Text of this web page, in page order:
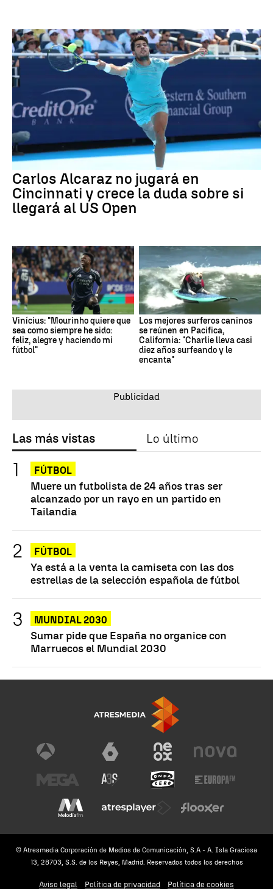
Carlos Alcaraz no jugará en
Cincinnati y crece la duda sobre si
llegará al US Open
Vinícius: "Mourinho quiere que
sea como siempre he sido:
feliz, alegre y haciendo mi
fútbol"
Los mejores surferos caninos
se reúnen en Pacifica,
California: "Charlie lleva casi
diez años surfeando y le
encanta"
Las más vistas Lo último
FÚTBOL
Muere un futbolista de 24 años tras ser
alcanzado por un rayo en un partido en
Tailandia
FÚTBOL
Ya está a la venta la camiseta con las dos
estrellas de la selección española de fútbol
MUNDIAL 2030
Sumar pide que España no organice con
Marruecos el Mundial 2030
© Atresmedia Corporación de Medios de Comunicación, S.A - A. Isla Graciosa
13, 28703, S.S. de los Reyes, Madrid. Reservados todos los derechos
Aviso legal Política de privacidad Política de cookies